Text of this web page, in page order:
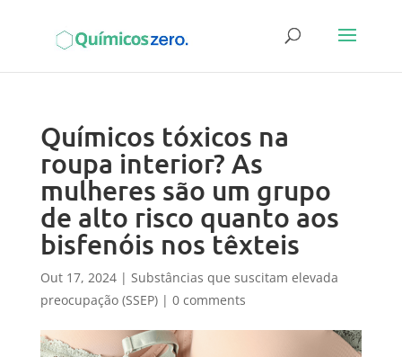
Químicos tóxicos na
roupa interior? As
mulheres são um grupo
de alto risco quanto aos
bisfenóis nos têxteis
Out 17, 2024| Substâncias que suscitam elevada
preocupação (SSEP)| 0 comments